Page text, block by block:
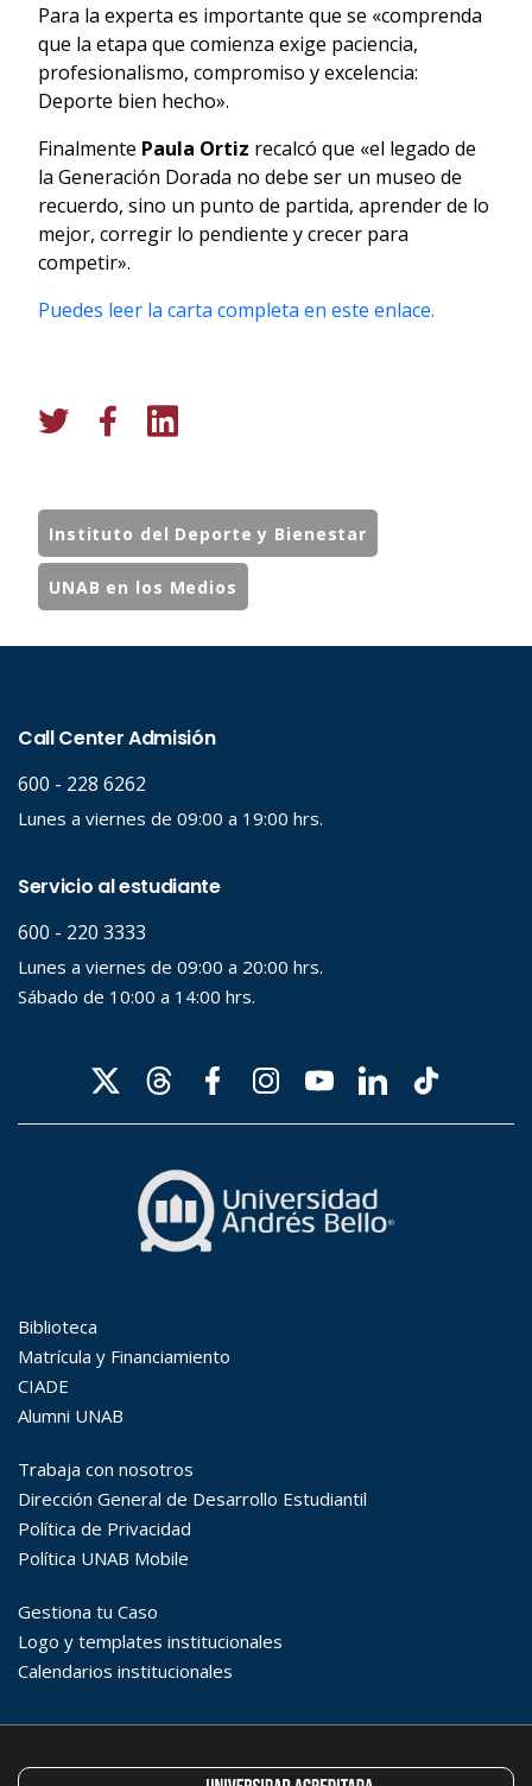
Para la experta es importante que se «comprenda
que la etapa que comienza exige paciencia,
profesionalismo, compromiso y excelencia:
Deporte bien hecho».
Finalmente Paula Ortiz recalcó que «el legado de
la Generación Dorada no debe ser un museo de
recuerdo, sino un punto de partida, aprender de lo
mejor, corregir lo pendiente y crecer para
competir».
Puedes leer la carta completa en este enlace.
Instituto del Deporte y Bienestar
UNAB en los Medios